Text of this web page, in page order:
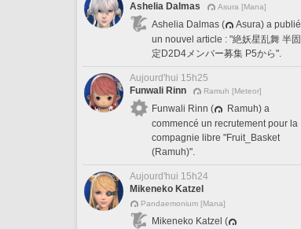
Ashelia Dalmas
Asura [Mana]
Ashelia Dalmas (
Asura) a publié
un nouvel article : "絶妖星乱舞 半固
定D2D4メンバー募集 P5から".
Aujourd'hui 15h25
Funwali Rinn
Ramuh [Meteor]
Funwali Rinn (
Ramuh) a
commencé un recrutement pour la
compagnie libre "Fruit_Basket
(Ramuh)".
Aujourd'hui 15h24
Mikeneko Katzel
Pandaemonium [Mana]
Mikeneko Katzel (